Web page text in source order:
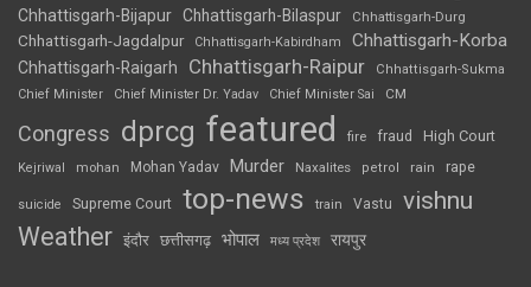
Chhattisgarh-Bijapur Chhattisgarh-Bilaspur Chhattisgarh-Durg
Chhattisgarh-Jagdalpur Chhattisgarh-Kabirdham Chhattisgarh-Korba
Chhattisgarh-Raigarh Chhattisgarh-Raipur
Chhattisgarh-Sukma
Chief Minister
Chief Minister Dr. Yadav Chief Minister Sai CM
Congress dprcg featured fire fraud High Court
Kejriwal mohan Mohan Yadav Murder Naxalites petrol rain rape
suicide Supreme Court top-news train Vastu vishnu
Weather इंदौर छत्तीसगढ़ भोपाल मध्य प्रदेश रायपुर